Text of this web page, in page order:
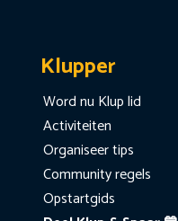
Klupper
Word nu Klup lid
Activiteiten
Organiseer tips
Community regels
Opstartgids